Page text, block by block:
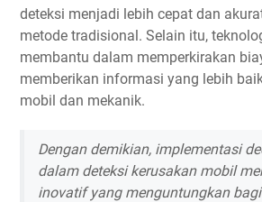
deteksi menjadi lebih cepat dan
metode tradisional. Selain itu,
membantu dalam memperkirakan
memberikan informasi yang lebih
mobil dan mekanik.
Dengan demikian, implementasi
dalam deteksi kerusakan mobil
inovatif yang menguntungkan